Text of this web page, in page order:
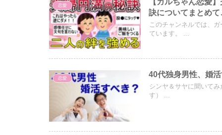
恋愛
訣についてまとめ
このチャンネルでは、
ています。 ...
恋愛 40代独身男性、婚
シンヤ＆サヤに聞いて
す） ...